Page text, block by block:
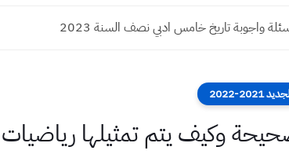
واجوبة تاريخ خامس ادبي نصف السنة 2023
2022
وكيف يتم تمثيلها رياضيات